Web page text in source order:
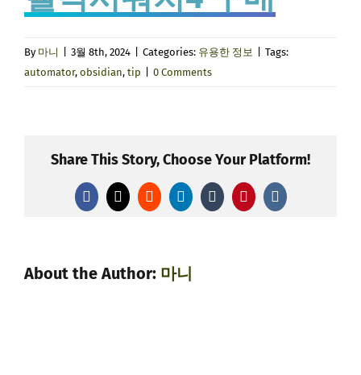
By 마니 3월 8th, 2024 Categories: 유용한 정보
Tags:
automator, obsidian, tip 0 Comments
Share This Story, Choose Your Platform!
Facebook
X RedditLinkedInTumblrPinterest
Vk
About the Author: 마니